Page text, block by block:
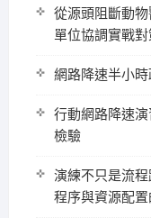
從源頭阻斷動
單位協調實戰對
網路降速半小
行動網路降速
檢驗
演練不只是流
程序與資源配